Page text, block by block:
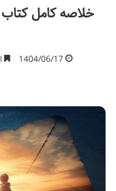
خلاصه کامل
1404/06/17